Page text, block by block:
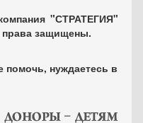
"СТРАТЕГИЯ"
защищены.
помочь, нуждаетесь в